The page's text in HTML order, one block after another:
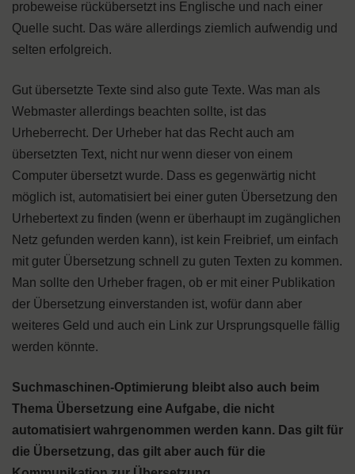
probeweise rückübersetzt ins Englische und nach einer
Quelle sucht. Das wäre allerdings ziemlich aufwendig und
selten erfolgreich.
Gut übersetzte Texte sind also gute Texte. Was man als
Webmaster allerdings beachten sollte, ist das
Urheberrecht. Der Urheber hat das Recht auch am
übersetzten Text, nicht nur wenn dieser von einem
Computer übersetzt wurde. Dass es gegenwärtig nicht
möglich ist, automatisiert bei einer guten Übersetzung den
Urhebertext zu finden (wenn er überhaupt im zugänglichen
Netz gefunden werden kann), ist kein Freibrief, um einfach
mit guter Übersetzung schnell zu guten Texten zu kommen.
Man sollte den Urheber fragen, ob er mit einer Publikation
der Übersetzung einverstanden ist, wofür dann aber
weiteres Geld und auch ein Link zur Ursprungsquelle fällig
werden könnte.
Suchmaschinen-Optimierung bleibt also auch beim
Thema Übersetzung eine Aufgabe, die nicht
automatisiert wahrgenommen werden kann. Das gilt für
die Übersetzung, das gilt aber auch für die